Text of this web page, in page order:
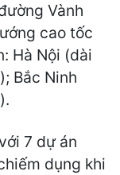
Vành
cao tốc
Hà Nội (dài
Bắc Ninh
7 dự án
dụng khi